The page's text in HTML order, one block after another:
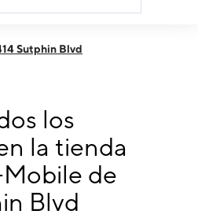
p. m.
p. m.
p. m.
p. m.
NY 11434
Sutphin Blvd
los
la tienda
de
Blvd